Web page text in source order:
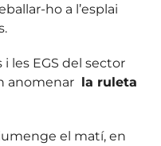
ho a l’esplai
i les EGS del sector
anomenar la ruleta
el matí, en